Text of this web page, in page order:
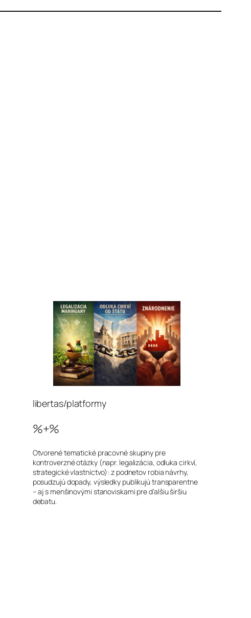
libertas/platformy
%+%
Otvorené tematické pracovné skupiny pre
kontroverzné otázky (napr. legalizácia, odluka cirkví,
strategické vlastníctvo): z podnetov robia návrhy,
posudzujú dopady, výsledky publikujú transparentne
– aj s menšinovými stanoviskami pre ďalšiu širšiu
debatu.